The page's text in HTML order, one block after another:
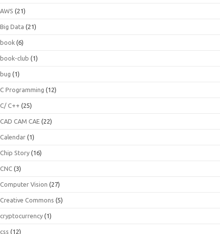
AWS (21)
Big Data (21)
book (6)
book-club (1)
bug (1)
C Programming (12)
C/ C++ (25)
CAD CAM CAE (22)
Calendar (1)
Chip Story (16)
CNC (3)
Computer Vision (27)
Creative Commons (5)
cryptocurrency (1)
css (12)